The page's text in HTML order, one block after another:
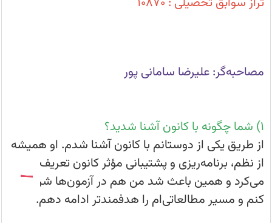
مصاحبه‌گر: علیرضا سامانی پور
۱) شما چگونه با کانون آشنا شدید؟
از طریق یکی از دوستانم با کانون آشنا شدم. او همیشه
از نظم، برنامه‌ریزی و پشتیبانی مؤثر کانون تعریف
می‌کرد و همین باعث شد من هم در آزمون‌ها شرکت
کنم و مسیر مطالعاتی‌ام را هدفمندتر ادامه دهم.